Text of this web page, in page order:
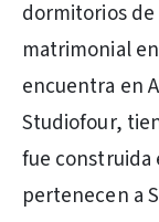
dormitorios de
matrimonial
encuentra en
Studiofour,
fue construida
pertenecen a